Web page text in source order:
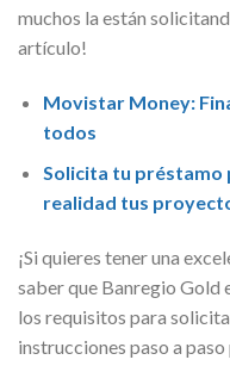
muchos la están
artículo!
Movistar Money:
todos
Solicita tu préstamo
realidad tus
¡Si quieres tener una
saber que Banregio Gold
los requisitos para
instrucciones paso a